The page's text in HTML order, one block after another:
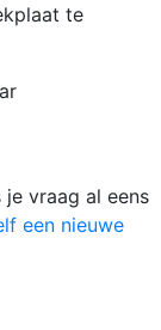
te
vraag al eens
een nieuwe